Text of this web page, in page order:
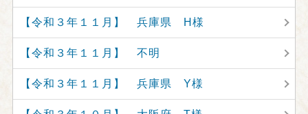
【令和３年１１月】 兵庫県 H様
【令和３年１１月】 不明
【令和３年１１月】 兵庫県 Y様